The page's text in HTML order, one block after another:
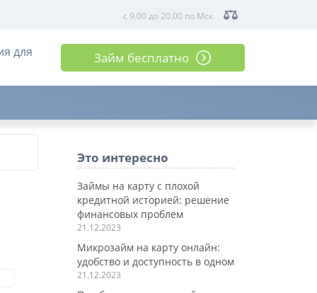
с 9.00 до 20.00 по Мск
для Займ бесплатно
Это интересно
Займы на карту с плохой
кредитной историей: решение
финансовых проблем
21.12.2023
Микрозайм на карту онлайн:
удобство и доступность в одном
21.12.2023